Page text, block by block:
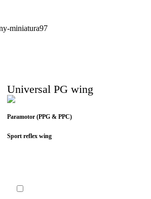
Universal PG wing
Paramotor (PPG & PPC)
Sport reflex wing